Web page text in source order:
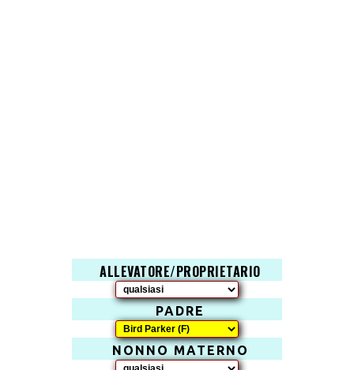
ALLEVATORE/PROPRIETARIO
PADRE
NONNO MATERNO